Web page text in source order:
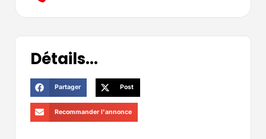
Détails...
Partager Post
Recommander l'annonce